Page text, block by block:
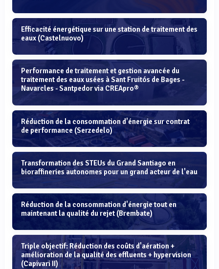
Efficacité énergétique sur une station de traitement des
eaux (Castelnuovo)
Performance de traitement et gestion avancée du
traitement des eaux usées à Sant Fruitós de Bages -
Navarcles - Santpedor via CREApro®
Réduction de la consommation d'énergie sur contrat
de performance (Serzedelo)
Transformation des STEUs du Grand Santiago en
bioraffineries autonomes pour un grand acteur de l'eau
Réduction de la consommation d'énergie tout en
maintenant la qualité du rejet (Brembate)
Triple objectif: Réduction des coûts d'aération +
amélioration de la qualité des effluents + hypervision
(Capivari II)